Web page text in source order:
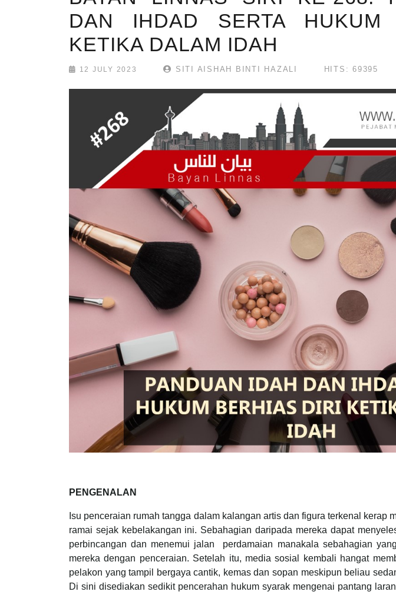
DAN IHDAD SERTA HUKUM
KETIKA DALAM IDAH
12 JULY 2023 SITI AISHAH BINTI HAZALI HITS: 69395
PENGENALAN
Isu penceraian rumah tangga dalam kalangan artis dan figura terkenal kerap
ramai sejak kebelakangan ini. Sebahagian daripada mereka dapat
perbincangan dan menemui jalan perdamaian manakala sebahagian
mereka dengan penceraian. Setelah itu, media sosial kembali hangat
pelakon yang tampil bergaya cantik, kemas dan sopan meskipun beliau
Di sini disediakan sedikit pencerahan hukum syarak mengenai pantang